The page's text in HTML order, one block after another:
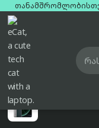
მთავარი ტელეფონები